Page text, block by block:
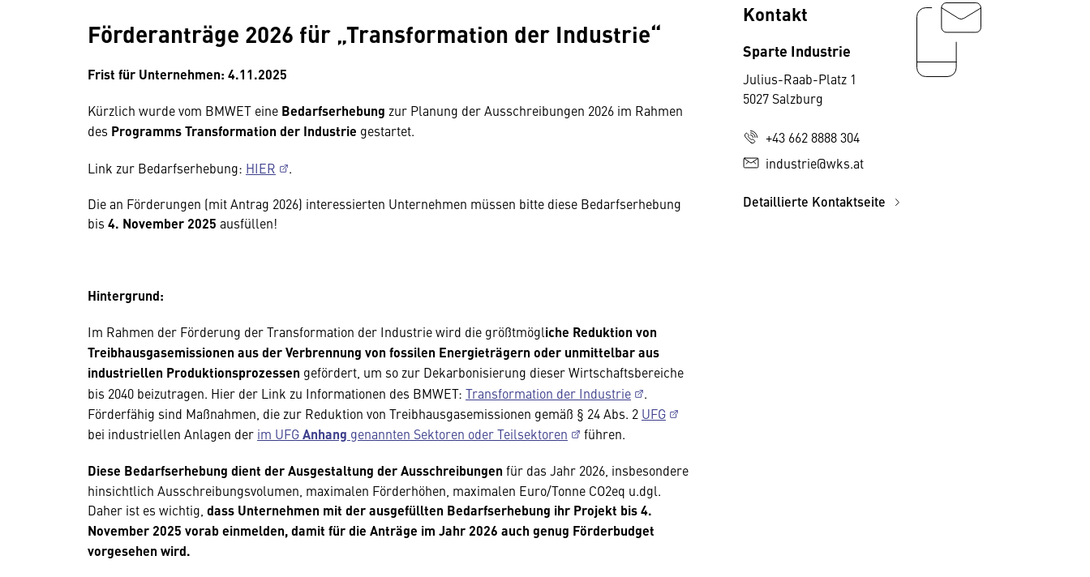
Förderanträge 2026 für „Transformation der Industrie“
Frist für Unternehmen: 4.11.2025
Kürzlich wurde vom BMWET eine Bedarfserhebung zur Planung der Ausschreibungen 2026 im Rahmen
des Programms Transformation der Industrie gestartet.
Link zur Bedarfserhebung: HIER
.
Die an Förderungen (mit Antrag 2026) interessierten Unternehmen müssen bitte diese Bedarfserhebung
bis 4. November 2025 ausfüllen!
Hintergrund:
Im Rahmen der Förderung der Transformation der Industrie wird die größtmögliche Reduktion von
Treibhausgasemissionen aus der Verbrennung von fossilen Energieträgern oder unmittelbar aus
industriellen Produktionsprozessen gefördert, um so zur Dekarbonisierung dieser Wirtschaftsbereiche
bis 2040 beizutragen. Hier der Link zu Informationen des BMWET: Transformation der Industrie
.
Förderfähig sind Maßnahmen, die zur Reduktion von Treibhausgasemissionen gemäß § 24 Abs. 2 UFG
bei industriellen Anlagen der im UFGAnhang genannten Sektoren oder Teilsektoren führen.
Diese Bedarfserhebung dient der Ausgestaltung der Ausschreibungen für das Jahr 2026, insbesondere
hinsichtlich Ausschreibungsvolumen, maximalen Förderhöhen, maximalen Euro/Tonne CO2eq u.dgl.
Daher ist es wichtig, dass Unternehmen mit der ausgefüllten Bedarfserhebung ihr Projekt bis 4.
November 2025 vorab einmelden, damit für die Anträge im Jahr 2026 auch genug Förderbudget
vorgesehen wird.
Kontakt
Sparte Industrie
Julius-Raab-Platz 1
5027 Salzburg
+43 662 8888 304
industrie@wks.at
Detaillierte Kontaktseite